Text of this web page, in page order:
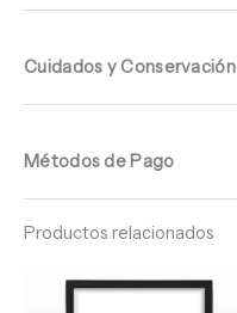
Cuidados y Conservación
Métodos de Pago
Productos relacionados
de